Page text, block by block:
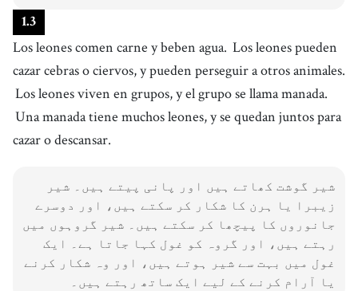
1.3
Los leones comen carne y beben agua. Los leones pueden
cazar cebras o ciervos, y pueden perseguir a otros animales.
Los leones viven en grupos, y el grupo se llama manada.
Una manada tiene muchos leones, y se quedan juntos para
cazar o descansar.
شیر گوشت کھاتے ہیں اور پانی پیتے ہیں۔ شیر
زیبرا یا ہرن کا شکار کر سکتے ہیں، اور دوسرے
جانوروں کا پیچھا کر سکتے ہیں۔ شیر گروہوں میں
رہتے ہیں، اور گروہ کو غول کہا جاتا ہے۔ ایک
غول میں بہت سے شیر ہوتے ہیں، اور وہ شکار کرنے
یا آرام کرنے کے لیے ایک ساتھ رہتے ہیں۔